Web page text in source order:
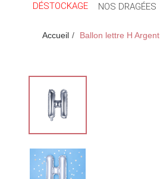
DÉSTOCKAGE NOS DRAGÉES
Accueil Ballon lettre H Argent